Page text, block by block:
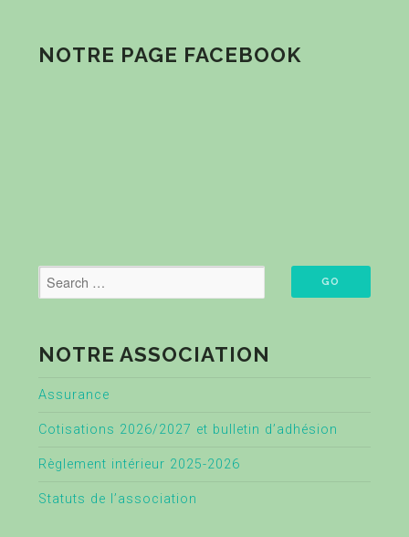
NOTRE PAGE FACEBOOK
NOTRE ASSOCIATION
Assurance
Cotisations 2026/2027 et bulletin d’adhésion
Règlement intérieur 2025-2026
Statuts de l’association